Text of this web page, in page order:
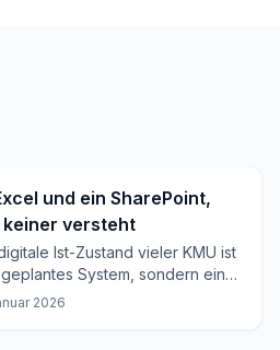
und ein SharePoint,
keiner versteht
Ist-Zustand vieler KMU ist
System, sondern ein
Kompromiss.
2026